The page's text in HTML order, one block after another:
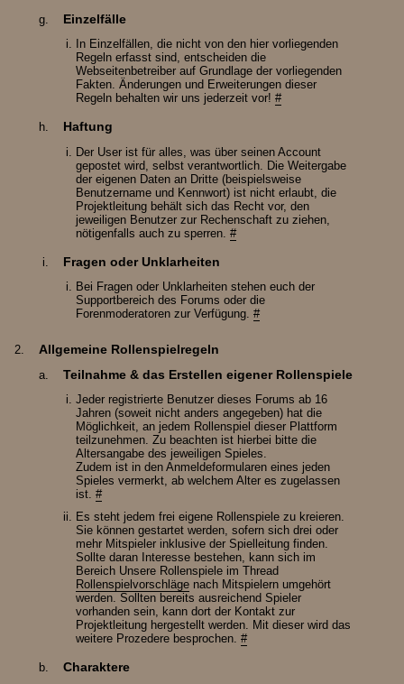
Einzelfälle
In Einzelfällen, die nicht von den hier vorliegenden
Regeln erfasst sind, entscheiden die
Webseitenbetreiber auf Grundlage der vorliegenden
Fakten. Änderungen und Erweiterungen dieser
Regeln behalten wir uns jederzeit vor!#
Haftung
Der User ist für alles, was über seinen Account
gepostet wird, selbst verantwortlich. Die Weitergabe
der eigenen Daten an Dritte (beispielsweise
Benutzername und Kennwort) ist nicht erlaubt, die
Projektleitung behält sich das Recht vor, den
jeweiligen Benutzer zur Rechenschaft zu ziehen,
nötigenfalls auch zu sperren.#
Fragen oder Unklarheiten
Bei Fragen oder Unklarheiten stehen euch der
Supportbereich des Forums oder die
Forenmoderatoren zur Verfügung.#
Allgemeine Rollenspielregeln
Teilnahme & das Erstellen eigener Rollenspiele
Jeder registrierte Benutzer dieses Forums ab 16
Jahren (soweit nicht anders angegeben) hat die
Möglichkeit, an jedem Rollenspiel dieser Plattform
teilzunehmen. Zu beachten ist hierbei bitte die
Altersangabe des jeweiligen Spieles.
Zudem ist in den Anmeldeformularen eines jeden
Spieles vermerkt, ab welchem Alter es zugelassen
ist.#
Es steht jedem frei eigene Rollenspiele zu kreieren.
Sie können gestartet werden, sofern sich drei oder
mehr Mitspieler inklusive der Spielleitung finden.
Sollte daran Interesse bestehen, kann sich im
Bereich Unsere Rollenspiele im Thread
Rollenspielvorschläge nach Mitspielern umgehört
werden. Sollten bereits ausreichend Spieler
vorhanden sein, kann dort der Kontakt zur
Projektleitung hergestellt werden. Mit dieser wird das
weitere Prozedere besprochen.#
Charaktere